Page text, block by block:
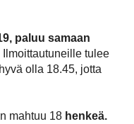
paluu samaan
Ilmoittautuneille tulee
olla 18.45, jotta
mahtuu 18 henkeä.